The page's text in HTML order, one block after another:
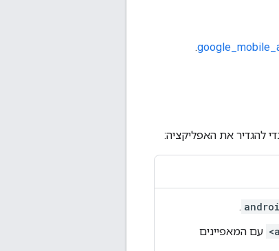
.
להגדיר את האפליקציה:
.
עם המאפיינים